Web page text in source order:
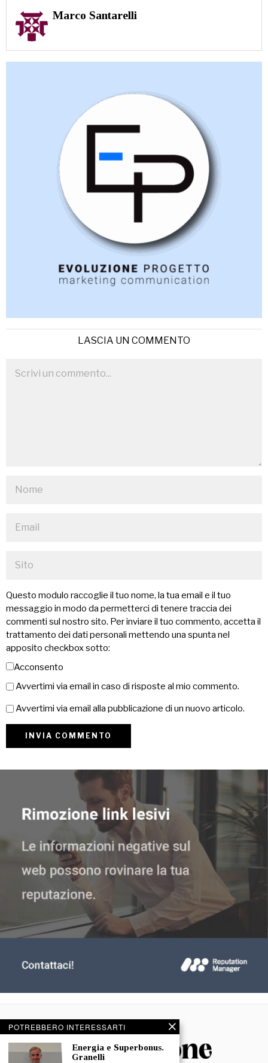
Marco Santarelli
LASCIA UN COMMENTO
Questo modulo raccoglie il tuo nome, la tua email e il tuo
messaggio in modo da permetterci di tenere traccia dei
commenti sul nostro sito. Per inviare il tuo commento, accetta il
trattamento dei dati personali mettendo una spunta nel
apposito checkbox sotto:
Acconsento
Avvertimi via email in caso di risposte al mio commento.
Avvertimi via email alla pubblicazione di un nuovo articolo.
POTREBBERO INTERESSARTI
Energia e Superbonus.
Granelli